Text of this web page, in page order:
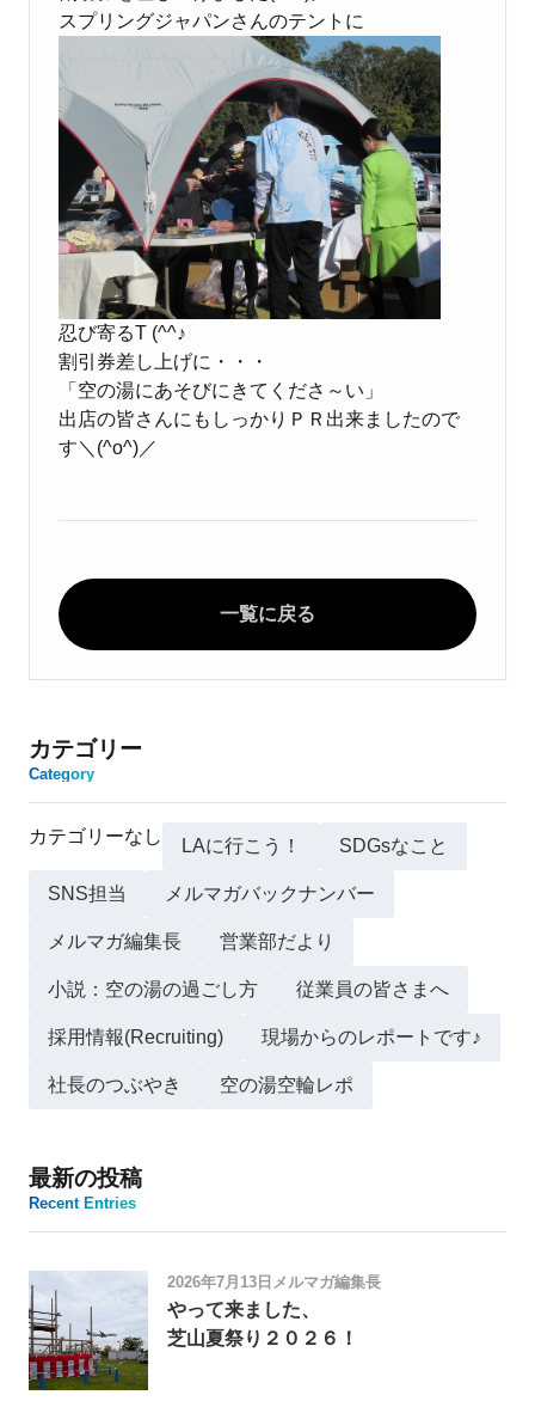
スプリングジャパンさんのテントに
忍び寄るT (^^♪
割引券差し上げに・・・
「空の湯にあそびにきてくださ～い」
出店の皆さんにもしっかりＰＲ出来ましたので
す＼(^o^)／
一覧に戻る
カテゴリー
Category
カテゴリーなし LAに行こう！ SDGsなこと
SNS担当 メルマガバックナンバー
メルマガ編集長 営業部だより
小説：空の湯の過ごし方 従業員の皆さまへ
採用情報(Recruiting) 現場からのレポートです♪
社長のつぶやき 空の湯空輪レポ
最新の投稿
Recent Entries
2026年7月13日 メルマガ編集長
やって来ました、
芝山夏祭り２０２６！